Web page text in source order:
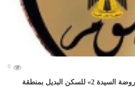
0
رئيس الوزراء يتفقد مشروع «روضة السيدة 2» للسكن البديل بمنطقة